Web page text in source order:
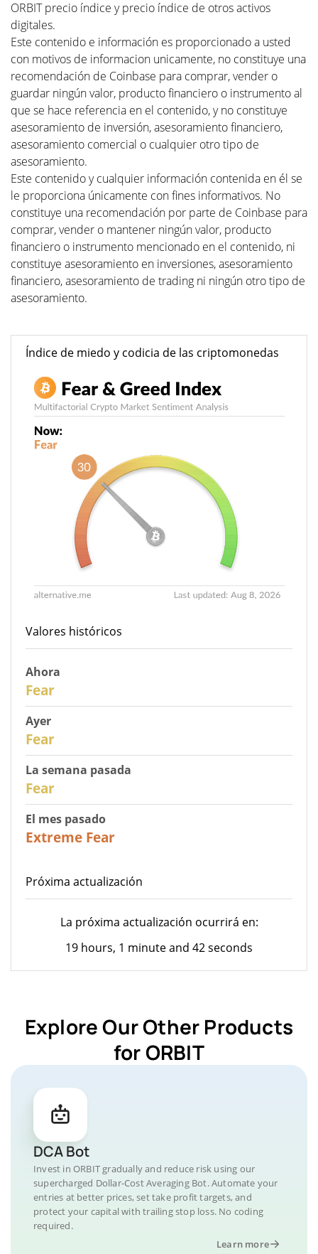
ORBIT precio índice y precio índice de otros activos
digitales.
Este contenido e información es proporcionado a usted
con motivos de informacion unicamente, no constituye una
recomendación de Coinbase para comprar, vender o
guardar ningún valor, producto financiero o instrumento al
que se hace referencia en el contenido, y no constituye
asesoramiento de inversión, asesoramiento financiero,
asesoramiento comercial o cualquier otro tipo de
asesoramiento.
Este contenido y cualquier información contenida en él se
le proporciona únicamente con fines informativos. No
constituye una recomendación por parte de Coinbase para
comprar, vender o mantener ningún valor, producto
financiero o instrumento mencionado en el contenido, ni
constituye asesoramiento en inversiones, asesoramiento
financiero, asesoramiento de trading ni ningún otro tipo de
asesoramiento.
Índice de miedo y codicia de las criptomonedas
Valores históricos
Ahora
Fear
Ayer
Fear
La semana pasada
Fear
El mes pasado
Extreme Fear
Próxima actualización
La próxima actualización ocurrirá en:
19 hours, 1 minute and 42 seconds
Explore Our Other Products
for ORBIT
DCA Bot
Invest in ORBIT gradually and reduce risk using our
supercharged Dollar-Cost Averaging Bot. Automate your
entries at better prices, set take profit targets, and
protect your capital with trailing stop loss. No coding
required.
Learn more